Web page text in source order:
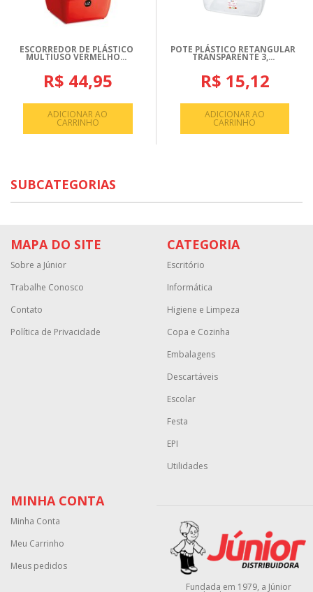
ESCORREDOR DE PLÁSTICO
MULTIUSO VERMELHO...
R$ 44,95
ADICIONAR AO
CARRINHO
POTE PLÁSTICO RETANGULAR
TRANSPARENTE 3,...
R$ 15,12
ADICIONAR AO
CARRINHO
SUBCATEGORIAS
MAPA DO SITE
Sobre a Júnior
Trabalhe Conosco
Contato
Política de Privacidade
CATEGORIA
Escritório
Informática
Higiene e Limpeza
Copa e Cozinha
Embalagens
Descartáveis
Escolar
Festa
EPI
Utilidades
MINHA CONTA
Minha Conta
Meu Carrinho
Meus pedidos
Fundada em 1979, a Júnior